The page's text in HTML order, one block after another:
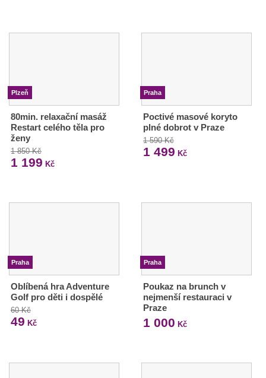
Plzeň
80min. relaxační masáž
Restart celého těla pro
ženy
1 850 Kč
1 199 Kč
Praha
Poctivé masové koryto
plné dobrot v Praze
1 590 Kč
1 499 Kč
Praha
Oblíbená hra Adventure
Golf pro děti i dospělé
60 Kč
49 Kč
Praha
Poukaz na brunch v
nejmenší restauraci v
Praze
1 000 Kč